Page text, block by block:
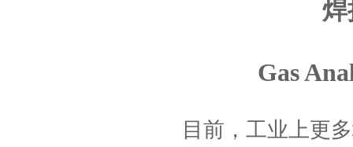
焊
Gas
目前，工业上更